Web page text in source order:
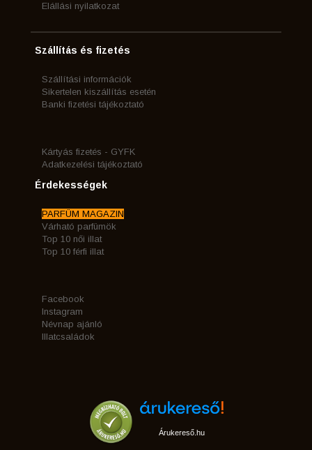
Elállási nyilatkozat
Szállítás és fizetés
Szállítási információk
Sikertelen kiszállítás esetén
Banki fizetési tájékoztató
Kártyás fizetés - GYFK
Adatkezelési tájékoztató
Érdekességek
PARFÜM MAGAZIN
Várható parfümök
Top 10 női illat
Top 10 férfi illat
Facebook
Instagram
Névnap ajánló
Illatcsaládok
Árukereső.hu